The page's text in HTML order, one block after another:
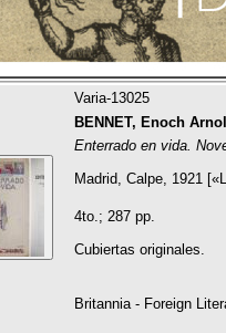
Varia-13025
BENNET, Enoch
Enterrado en vida.
Madrid, Calpe, 1921
4to.; 287 pp.
Cubiertas originales.
Britannia - Foreign